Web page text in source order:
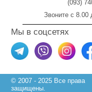
(093)
Звоните с 8.00
Мы в соцсетях
© 2007 - 2025 Все права
защищены.